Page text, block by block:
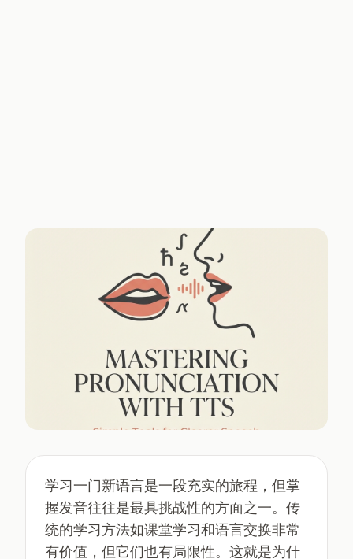
学习一门新语言是一段充实的旅程，但掌
握发音往往是最具挑战性的方面之一。传
统的学习方法如课堂学习和语言交换非常
有价值，但它们也有局限性。这就是为什